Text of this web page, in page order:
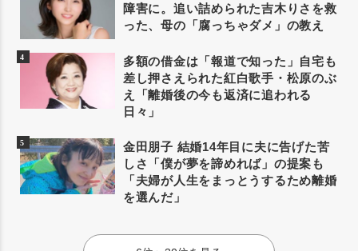
障害に。追い詰められた吉木りさを救
った、母の「腐っちゃダメ」の教え
多額の借金は「報道で知った」自宅も
差し押さえられた紅白歌手・松原のぶ
え「離婚後の今も返済に追われる
日々」
金田朋子 結婚14年目に夫に告げた苦
しさ「僕が夢を諦めれば」の提案も
「夫婦が人生をまっとうするため離婚
を選んだ」